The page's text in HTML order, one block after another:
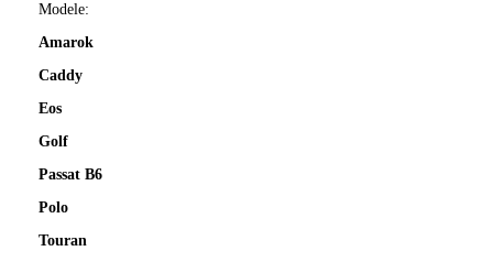
Modele:
Amarok
Caddy
Eos
Golf
Passat B6
Polo
Touran